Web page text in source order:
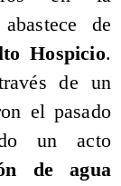
de
Hospicio.
de un
el pasado
un acto
de agua